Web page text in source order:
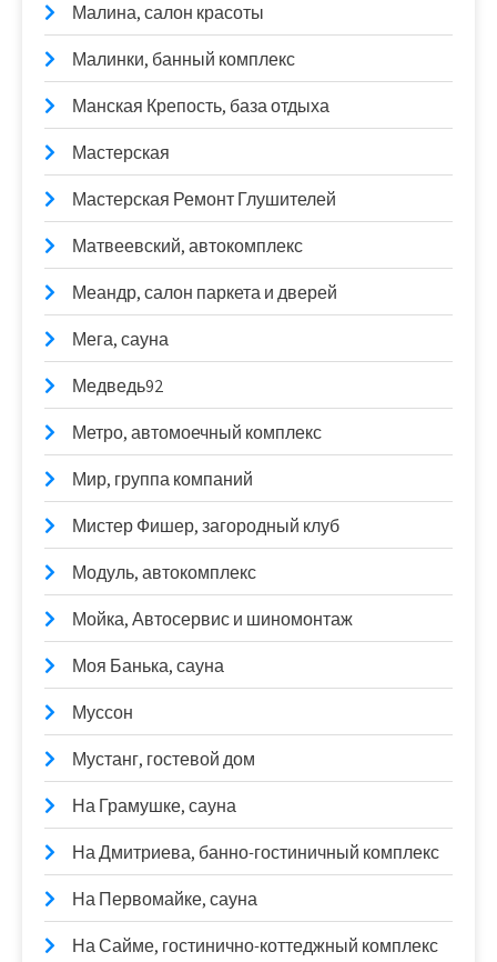
Малина, салон красоты
Малинки, банный комплекс
Манская Крепость, база отдыха
Мастерская
Мастерская Ремонт Глушителей
Матвеевский, автокомплекс
Меандр, салон паркета и дверей
Мега, сауна
Медведь92
Метро, автомоечный комплекс
Мир, группа компаний
Мистер Фишер, загородный клуб
Модуль, автокомплекс
Мойка, Автосервис и шиномонтаж
Моя Банька, сауна
Муссон
Мустанг, гостевой дом
На Грамушке, сауна
На Дмитриева, банно-гостиничный комплекс
На Первомайке, сауна
На Сайме, гостинично-коттеджный комплекс